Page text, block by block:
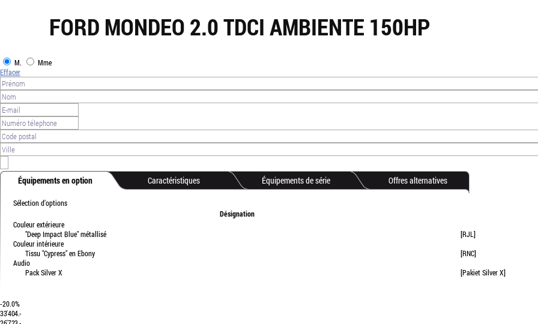
FORD MONDEO 2.0 TDCI AMBIENTE 150HP
M.
Mme
Effacer
Équipements en option Caractéristiques Équipements de série Offres alternatives
Sélection d’options
Désignation
Couleur extérieure
"Deep Impact Blue" métallisé
[RJL]
Couleur intérieure
Tissu "Cypress" en Ebony
[RNC]
Audio
Pack Silver X
[Pakiet Silver X]
-20.0%
33'404.-